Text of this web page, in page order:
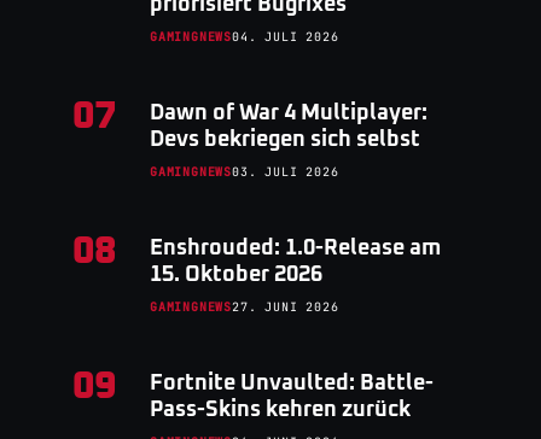
priorisiert Bugfixes
GAMINGNEWS04. JULI 2026
07
Dawn of War 4 Multiplayer:
Devs bekriegen sich selbst
GAMINGNEWS03. JULI 2026
08
Enshrouded: 1.0-Release am
15. Oktober 2026
GAMINGNEWS27. JUNI 2026
09
Fortnite Unvaulted: Battle-
Pass-Skins kehren zurück